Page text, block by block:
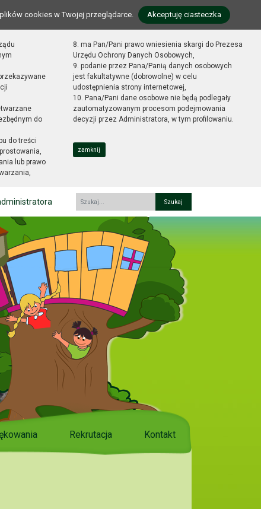
cookies w Twojej przeglądarce. Akceptuję ciasteczka
do
do treści
lub prawo
8. ma Pan/Pani prawo wniesienia skargi do Prezesa
Urzędu Ochrony Danych Osobowych,
9. podanie przez Pana/Panią danych osobowych
jest fakultatywne (dobrowolne) w celu
udostępnienia strony internetowej,
10. Pana/Pani dane osobowe nie będą podlegały
zautomatyzowanym procesom podejmowania
decyzji przez Administratora, w tym profilowaniu.
zamknij
Fraza
Rekrutacja Kontakt